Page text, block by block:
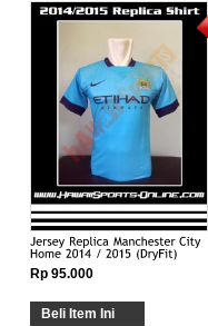
Rp 95.000
Beli Item Ini